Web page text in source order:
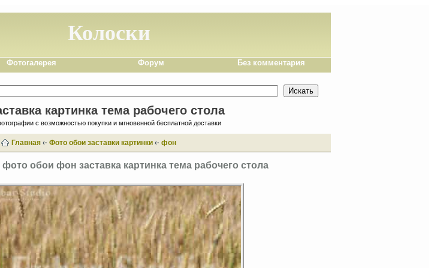
Колоски
Фотогалерея Форум Без комментария
картинка тема рабочего стола
с возможностью покупки и мгновенной бесплатной доставки
Главная‹· Фото обои заставки картинки‹· фон
фото обои фон заставка картинка тема рабочего стола